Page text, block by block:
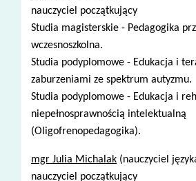
nauczyciel początkujący
Studia magisterskie - Pedagogika
wczesnoszkolna.
Studia podyplomowe - Edukacja i
zaburzeniami ze spektrum autyzmu.
Studia podyplomowe - Edukacja i
niepełnosprawnością intelektualną
(Oligofrenopedagogika).
mgr Julia Michalak (nauczyciel
nauczyciel początkujący